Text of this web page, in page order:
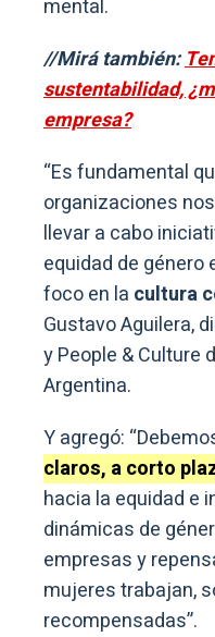
mental.
//Mirá también:
sustentabilidad,
empresa?
“Es fundamental
organizaciones
llevar a cabo
equidad de género
foco en la cultura
Gustavo Aguilera,
y People & Culture
Argentina.
Y agregó:
claros, a corto
hacia la equidad e
dinámicas de
empresas y
mujeres trabajan,
recompensadas”.